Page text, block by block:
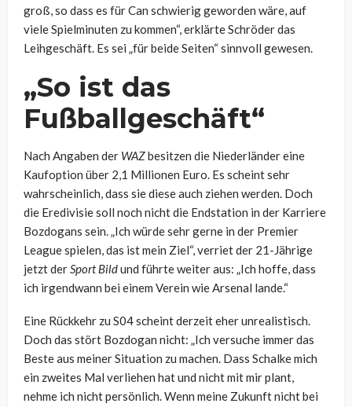
groß, so dass es für Can schwierig geworden wäre, auf
viele Spielminuten zu kommen“, erklärte Schröder das
Leihgeschäft. Es sei „für beide Seiten“ sinnvoll gewesen.
„So ist das
Fußballgeschäft“
Nach Angaben der WAZbesitzen die Niederländer eine
Kaufoption über 2,1 Millionen Euro. Es scheint sehr
wahrscheinlich, dass sie diese auch ziehen werden. Doch
die Eredivisie soll noch nicht die Endstation in der Karriere
Bozdogans sein. „Ich würde sehr gerne in der Premier
League spielen, das ist mein Ziel“, verriet der 21-Jährige
jetzt derSport Bildund führte weiter aus: „Ich hoffe, dass
ich irgendwann bei einem Verein wie Arsenal lande.“
Eine Rückkehr zu S04 scheint derzeit eher unrealistisch.
Doch das stört Bozdogan nicht: „Ich versuche immer das
Beste aus meiner Situation zu machen. Dass Schalke mich
ein zweites Mal verliehen hat und nicht mit mir plant,
nehme ich nicht persönlich. Wenn meine Zukunft nicht bei